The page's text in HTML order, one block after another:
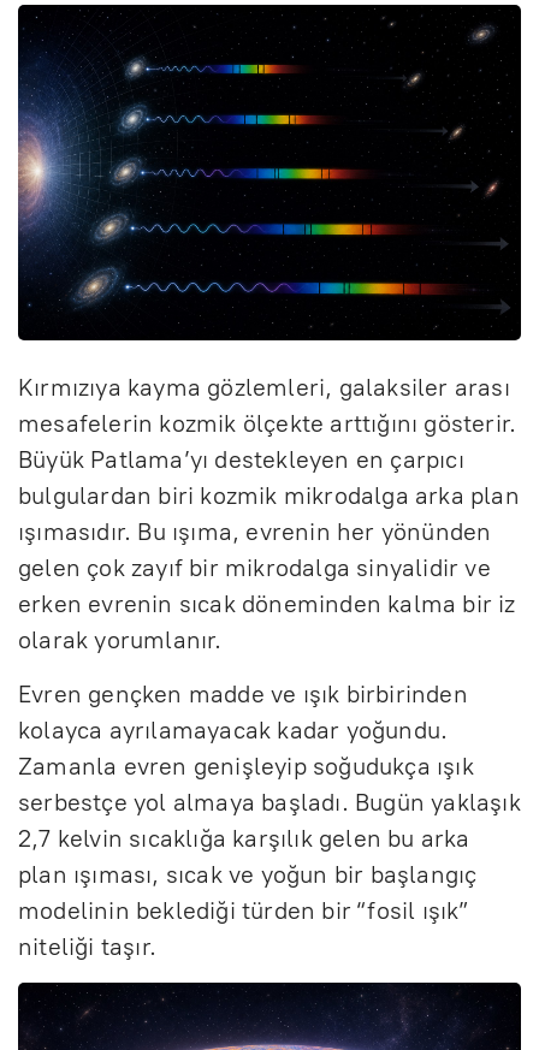
Kırmızıya kayma gözlemleri, galaksiler arası
mesafelerin kozmik ölçekte arttığını gösterir.
Büyük Patlama’yı destekleyen en çarpıcı
bulgulardan biri kozmik mikrodalga arka plan
ışımasıdır. Bu ışıma, evrenin her yönünden
gelen çok zayıf bir mikrodalga sinyalidir ve
erken evrenin sıcak döneminden kalma bir iz
olarak yorumlanır.
Evren gençken madde ve ışık birbirinden
kolayca ayrılamayacak kadar yoğundu.
Zamanla evren genişleyip soğudukça ışık
serbestçe yol almaya başladı. Bugün yaklaşık
2,7 kelvin sıcaklığa karşılık gelen bu arka
plan ışıması, sıcak ve yoğun bir başlangıç
modelinin beklediği türden bir “fosil ışık”
niteliği taşır.